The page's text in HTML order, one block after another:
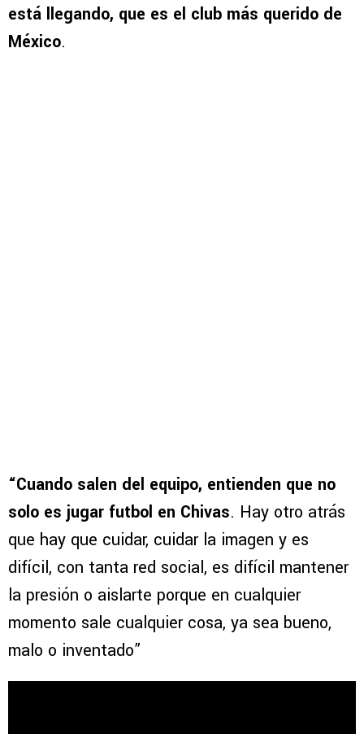
está llegando, que es el club más querido de
México.
“Cuando salen del equipo, entienden que no
solo es jugar futbol en Chivas. Hay otro atrás
que hay que cuidar, cuidar la imagen y es
difícil, con tanta red social, es difícil mantener
la presión o aislarte porque en cualquier
momento sale cualquier cosa, ya sea bueno,
malo o inventado”